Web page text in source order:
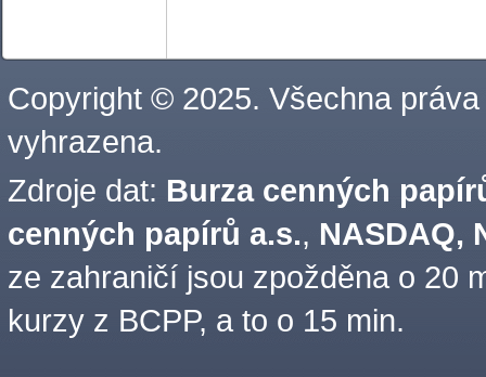
Copyright © 2025. Všechna práva
vyhrazena.
Zdroje dat: Burza cenných
cenných papírů a.s., NASDAQ,
ze zahraničí jsou zpožděna o 20
kurzy z BCPP, a to o 15 min.